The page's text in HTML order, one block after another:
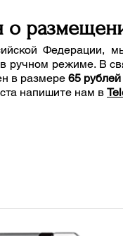
Федерации,
ручном режиме. В
в размере 65
напишите нам в